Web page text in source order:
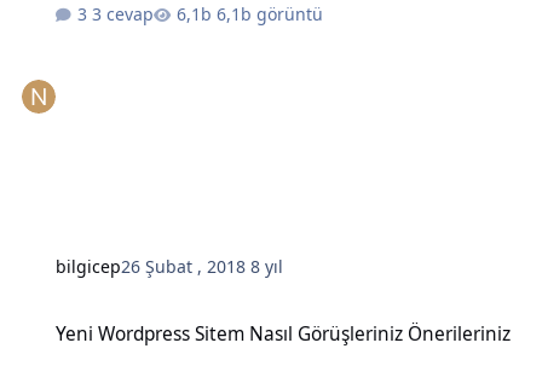
3 cevap
6,1b görüntü
bilgicep26 Şubat , 20188 yıl
Yeni Wordpress Sitem Nasıl Görüşleriniz Önerileriniz